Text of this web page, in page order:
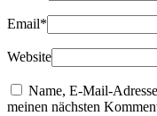
Email*
Website
Name, E-Mail-
meinen nächsten